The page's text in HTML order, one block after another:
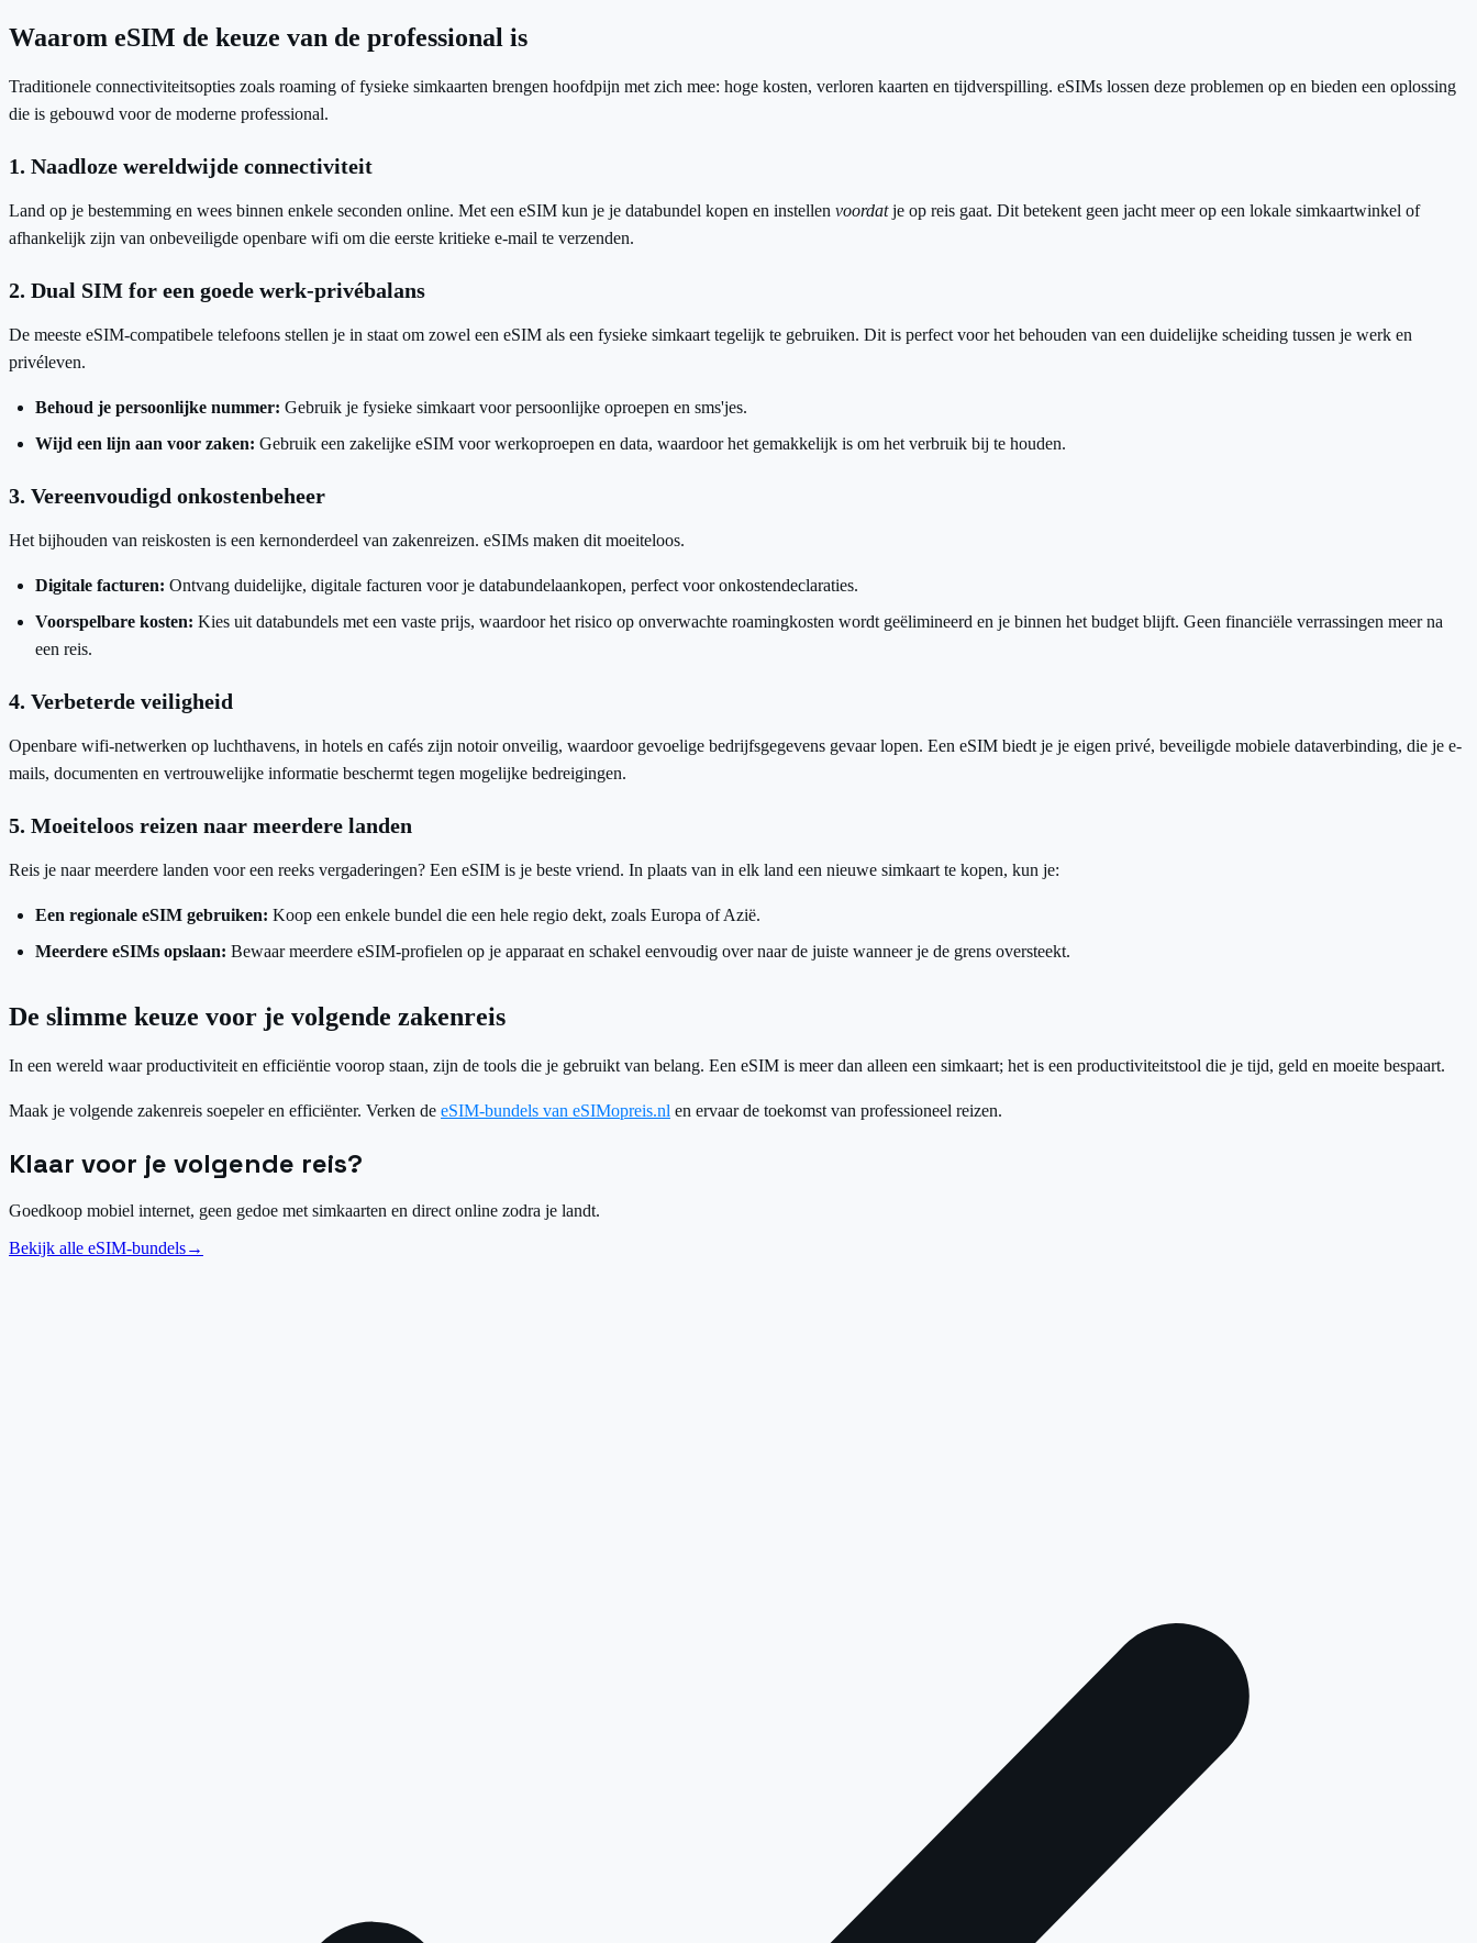
Waarom eSIM de keuze van de professional is
Traditionele connectiviteitsopties zoals roaming of fysieke simkaarten brengen hoofdpijn met zich mee: hoge kosten, verloren kaarten en tijdverspilling. eSIMs lossen deze problemen op en bieden een oplossing
die is gebouwd voor de moderne professional.
1. Naadloze wereldwijde connectiviteit
Land op je bestemming en wees binnen enkele seconden online. Met een eSIM kun je je databundel kopen en instellen voordatje op reis gaat. Dit betekent geen jacht meer op een lokale simkaartwinkel of
afhankelijk zijn van onbeveiligde openbare wifi om die eerste kritieke e-mail te verzenden.
2. Dual SIM for een goede werk-privébalans
De meeste eSIM-compatibele telefoons stellen je in staat om zowel een eSIM als een fysieke simkaart tegelijk te gebruiken. Dit is perfect voor het behouden van een duidelijke scheiding tussen je werk en
privéleven.
Behoud je persoonlijke nummer: Gebruik je fysieke simkaart voor persoonlijke oproepen en sms'jes.
Wijd een lijn aan voor zaken: Gebruik een zakelijke eSIM voor werkoproepen en data, waardoor het gemakkelijk is om het verbruik bij te houden.
3. Vereenvoudigd onkostenbeheer
Het bijhouden van reiskosten is een kernonderdeel van zakenreizen. eSIMs maken dit moeiteloos.
Digitale facturen: Ontvang duidelijke, digitale facturen voor je databundelaankopen, perfect voor onkostendeclaraties.
Voorspelbare kosten: Kies uit databundels met een vaste prijs, waardoor het risico op onverwachte roamingkosten wordt geëlimineerd en je binnen het budget blijft. Geen financiële verrassingen meer na
een reis.
4. Verbeterde veiligheid
Openbare wifi-netwerken op luchthavens, in hotels en cafés zijn notoir onveilig, waardoor gevoelige bedrijfsgegevens gevaar lopen. Een eSIM biedt je je eigen privé, beveiligde mobiele dataverbinding, die je e-
mails, documenten en vertrouwelijke informatie beschermt tegen mogelijke bedreigingen.
5. Moeiteloos reizen naar meerdere landen
Reis je naar meerdere landen voor een reeks vergaderingen? Een eSIM is je beste vriend. In plaats van in elk land een nieuwe simkaart te kopen, kun je:
Een regionale eSIM gebruiken: Koop een enkele bundel die een hele regio dekt, zoals Europa of Azië.
Meerdere eSIMs opslaan: Bewaar meerdere eSIM-profielen op je apparaat en schakel eenvoudig over naar de juiste wanneer je de grens oversteekt.
De slimme keuze voor je volgende zakenreis
In een wereld waar productiviteit en efficiëntie voorop staan, zijn de tools die je gebruikt van belang. Een eSIM is meer dan alleen een simkaart; het is een productiviteitstool die je tijd, geld en moeite bespaart.
Maak je volgende zakenreis soepeler en efficiënter. Verken de eSIM-bundels van eSIMopreis.nl en ervaar de toekomst van professioneel reizen.
Klaar voor je volgende reis?
Goedkoop mobiel internet, geen gedoe met simkaarten en direct online zodra je landt.
Bekijk alle eSIM-bundels→